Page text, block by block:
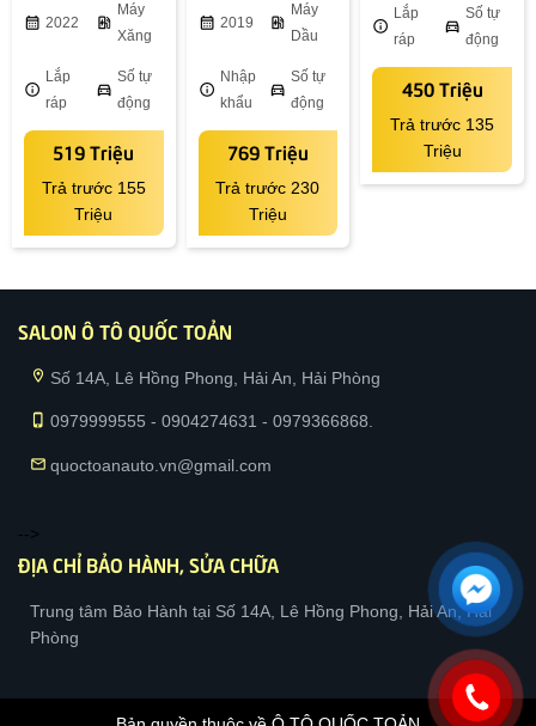
calendar_month 2022 ev_station
Máy
Xăng
info
Lắp
ráp
directions_car
Số tự
động
519 Triệu
Trả trước 155
Triệu
calendar_month 2019 ev_station
Máy
Dầu
info
Nhập
khẩu
directions_car
Số tự
động
769 Triệu
Trả trước 230
Triệu
info
Lắp
ráp
directions_car
Số tự
động
450 Triệu
Trả trước 135
Triệu
SALON Ô TÔ QUỐC TOẢN
location_on Số 14A, Lê Hồng Phong, Hải An, Hải Phòng
phone_iphone 0979999555 - 0904274631 - 0979366868.
mail quoctoanauto.vn@gmail.com
-->
ĐỊA CHỈ BẢO HÀNH, SỬA CHỮA
Trung tâm Bảo Hành tại Số 14A, Lê Hồng Phong, Hải An, Hải
Phòng